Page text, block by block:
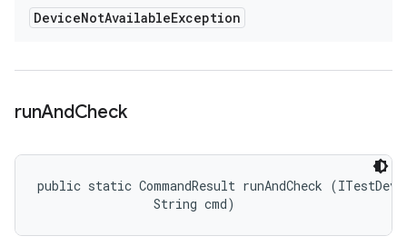
DeviceNotAvailableException
runAndCheck
public static CommandResult runAndCheck
                String cmd)